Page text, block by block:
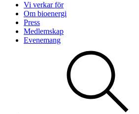
Vi verkar för
Om bioenergi
Press
Medlemskap
Evenemang